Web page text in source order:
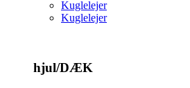
Kuglelejer
Kuglelejer
hjul/DÆK